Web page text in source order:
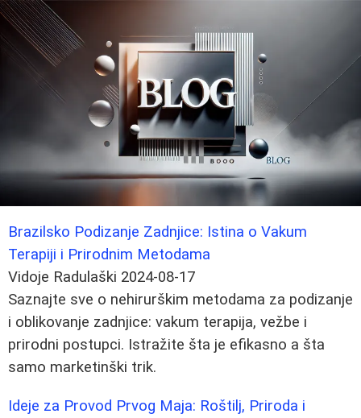
Brazilsko Podizanje Zadnjice: Istina o Vakum
Terapiji i Prirodnim Metodama
Vidoje Radulaški 2024-08-17
Saznajte sve o nehirurškim metodama za podizanje
i oblikovanje zadnjice: vakum terapija, vežbe i
prirodni postupci. Istražite šta je efikasno a šta
samo marketinški trik.
Ideje za Provod Prvog Maja: Roštilj, Priroda i